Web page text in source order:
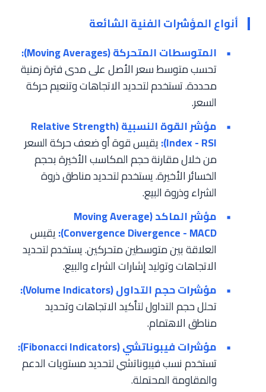
أنواع المؤشرات الفنية الشائعة
المتوسطات المتحركة (Moving Averages):
تحسب متوسط سعر الأصل على مدى فترة زمنية
محددة. تستخدم لتحديد الاتجاهات وتنعيم حركة
السعر.
مؤشر القوة النسبية (Relative Strength
Index - RSI): يقيس قوة أو ضعف حركة السعر
من خلال مقارنة حجم المكاسب الأخيرة بحجم
الخسائر الأخيرة. يستخدم لتحديد مناطق ذروة
الشراء وذروة البيع.
مؤشر الماكد (Moving Average
Convergence Divergence - MACD): يقيس
العلاقة بين متوسطين متحركين. يستخدم لتحديد
الاتجاهات وتوليد إشارات الشراء والبيع.
مؤشرات حجم التداول (Volume Indicators):
تحلل حجم التداول لتأكيد الاتجاهات وتحديد
مناطق الاهتمام.
مؤشرات فيبوناتشي (Fibonacci Indicators):
تستخدم نسب فيبوناتشي لتحديد مستويات الدعم
والمقاومة المحتملة.